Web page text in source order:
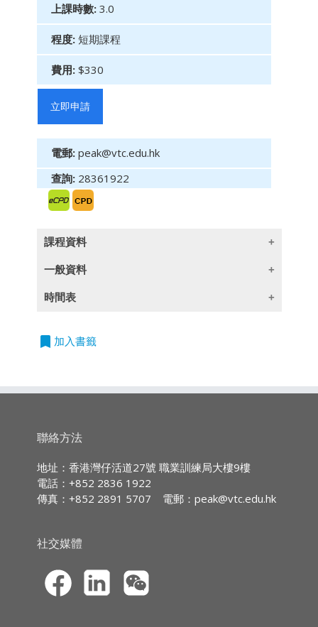
上課時數: 3.0
程度: 短期課程
費用: $330
立即申請
電郵: peak@vtc.edu.hk
查詢: 28361922
課程資料
對保險業內存在的貪污風險進行闡述。透過加強
風險的警覺性，提升他們遵守法律及恪守高度誠
信操守的自覺性，確保業務能夠公正無私地進
第一部分: 深入探討條例的目的和範疇，保險從
業員在日常工作中應恪守的誠信和反貪原則，並
認識良好的公司管治對打擊貪污起的作用
第二部分: 集中介紹保險業的主要貪污風險，分
析案例獲取實用的防貪指引和策略，並介紹
一般資料
普通話授課及使用中文教材
持續專業進修(CPD)/持續培訓(CPT)時數
3(Ethics or Regulations)
MPFA Non-core CPD Hours:
3
SFC CPT Hours:
HKMA ECF CPD
時間表
*新學員在網上註冊後，必須經本學院
作身份核實，方可啟用eCPD培訓平臺
天內收到電郵確認通知(不包括星期
程。
bookmark 加入書籤
聯絡方法
地址：香港灣仔活道27號 職業訓練局大樓9樓
電話：+852 2836 1922
傳真：+852 2891 5707
電郵： peak@vtc.edu.hk
社交媒體